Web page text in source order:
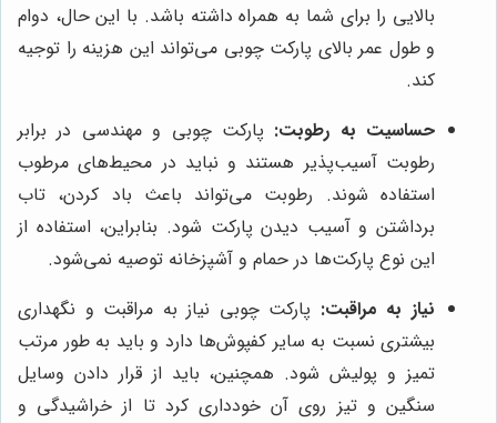
بالایی را برای شما به همراه داشته باشد. با این حال، دوام
و طول عمر بالای پارکت چوبی می‌تواند این هزینه را توجیه
کند.
حساسیت به رطوبت: پارکت چوبی و مهندسی در برابر
رطوبت آسیب‌پذیر هستند و نباید در محیط‌های مرطوب
استفاده شوند. رطوبت می‌تواند باعث باد کردن، تاب
برداشتن و آسیب دیدن پارکت شود. بنابراین، استفاده از
این نوع پارکت‌ها در حمام و آشپزخانه توصیه نمی‌شود.
نیاز به مراقبت: پارکت چوبی نیاز به مراقبت و نگهداری
بیشتری نسبت به سایر کفپوش‌ها دارد و باید به طور مرتب
تمیز و پولیش شود. همچنین، باید از قرار دادن وسایل
سنگین و تیز روی آن خودداری کرد تا از خراشیدگی و